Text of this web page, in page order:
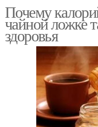
Почему
чайной ложке
здоровья